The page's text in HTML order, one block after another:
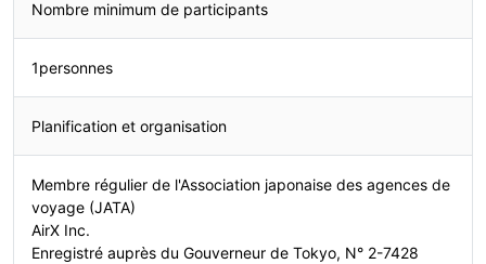
Nombre minimum de participants
1personnes
Planification et organisation
Membre régulier de l'Association japonaise des agences de
voyage (JATA)
AirX Inc.
Enregistré auprès du Gouverneur de Tokyo, N° 2-7428